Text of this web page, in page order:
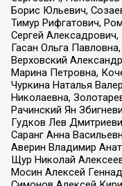
Борис Юльевич,
Тимур Рифгатович,
Сергей
Гасан Ольга
Верховский
Марина Петровна,
Чуркина Наталья
Николаевна,
Рачинский Ян
Гудков Лев
Саранг Анна
Аверин Владимир
Щур Николай
Мосин Алексей